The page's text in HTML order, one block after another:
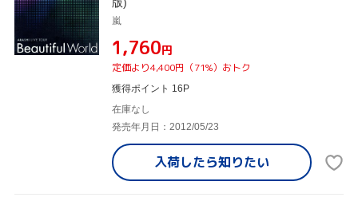
嵐
¥1,760円
定価より4,400円（71%）おトク
獲得ポイント 16P
在庫なし
発売年月日：2012/05/23
入荷したら知りたい